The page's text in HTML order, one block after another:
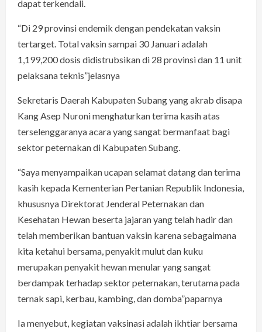
dapat terkendali.
“Di 29 provinsi endemik dengan pendekatan vaksin
tertarget. Total vaksin sampai 30 Januari adalah
1,199,200 dosis didistrubsikan di 28 provinsi dan 11 unit
pelaksana teknis”jelasnya
Sekretaris Daerah Kabupaten Subang yang akrab disapa
Kang Asep Nuroni menghaturkan terima kasih atas
terselenggaranya acara yang sangat bermanfaat bagi
sektor peternakan di Kabupaten Subang.
“Saya menyampaikan ucapan selamat datang dan terima
kasih kepada Kementerian Pertanian Republik Indonesia,
khususnya Direktorat Jenderal Peternakan dan
Kesehatan Hewan beserta jajaran yang telah hadir dan
telah memberikan bantuan vaksin karena sebagaimana
kita ketahui bersama, penyakit mulut dan kuku
merupakan penyakit hewan menular yang sangat
berdampak terhadap sektor peternakan, terutama pada
ternak sapi, kerbau, kambing, dan domba”paparnya
Ia menyebut, kegiatan vaksinasi adalah ikhtiar bersama